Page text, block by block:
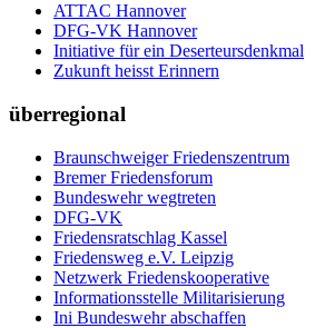
ATTAC Hannover
DFG-VK Hannover
Initiative für ein Deserteursdenkmal
Zukunft heisst Erinnern
überregional
Braunschweiger Friedenszentrum
Bremer Friedensforum
Bundeswehr wegtreten
DFG-VK
Friedensratschlag Kassel
Friedensweg e.V. Leipzig
Netzwerk Friedenskooperative
Informationsstelle Militarisierung
Ini Bundeswehr abschaffen